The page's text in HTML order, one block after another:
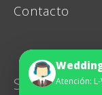
Contacto
SIGUENOS
Atención: